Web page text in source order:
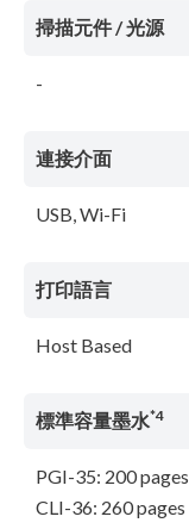
掃描元件 / 光源
-
連接介面
USB, Wi-Fi
打印語言
Host Based
標準容量墨水*4
PGI-35: 200 pages
CLI-36: 260 pages